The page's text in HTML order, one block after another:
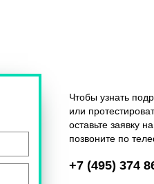
Чтобы узнать
или
оставьте заявку
позвоните по
+7 (495) 374